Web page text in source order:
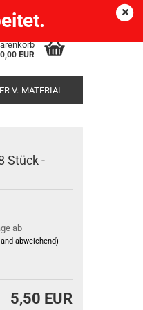
0,00 EUR
V.-MATERIAL
Stück -
ab
abweichend)
5,50 EUR